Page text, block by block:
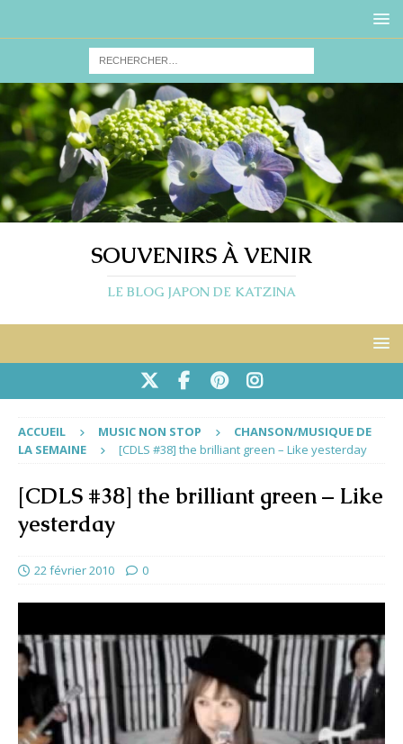
SOUVENIRS À VENIR
LE BLOG JAPON DE KATZINA
ACCUEIL MUSIC NON STOP
CHANSON/MUSIQUE DE
LA SEMAINE
[CDLS #38] the brilliant green – Like yesterday
[CDLS #38] the brilliant green – Like
yesterday
22 février 2010 0